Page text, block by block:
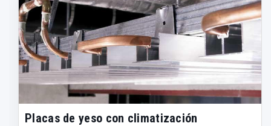
Placas de yeso con climatización